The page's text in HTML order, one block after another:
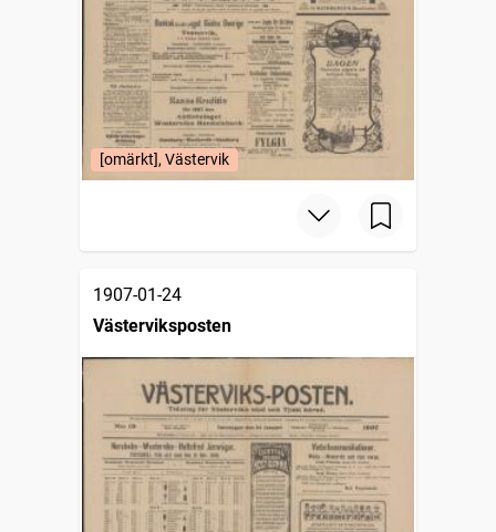
[omärkt], Västervik
1907-01-24
Västerviksposten